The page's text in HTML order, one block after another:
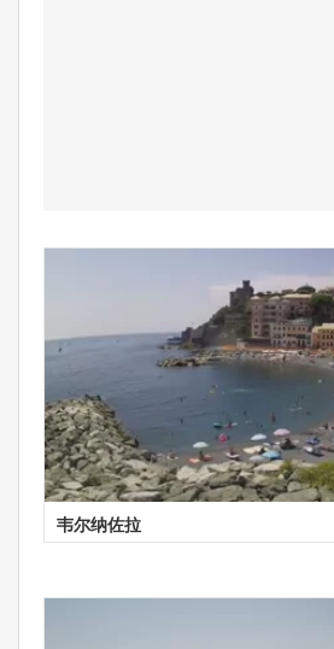
韦尔纳佐拉